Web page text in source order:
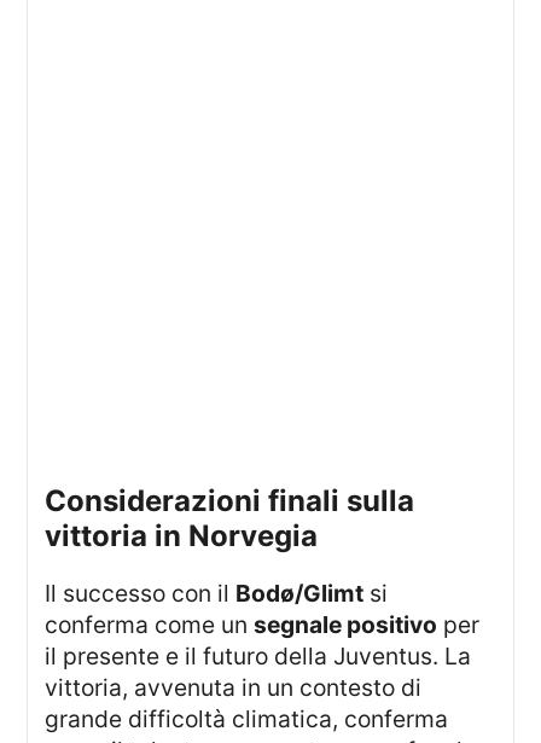
considerazioni finali sulla
vittoria in Norvegia
Il successo con il Bodø/Glimt si
conferma come unsegnale positivo per
il presente e il futuro della Juventus. La
vittoria, avvenuta in un contesto di
grande difficoltà climatica, conferma